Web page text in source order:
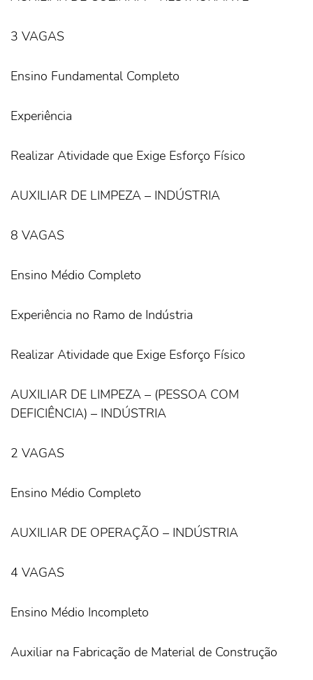
3 VAGAS
Ensino Fundamental Completo
Experiência
Realizar Atividade que Exige Esforço Físico
AUXILIAR DE LIMPEZA – INDÚSTRIA
8 VAGAS
Ensino Médio Completo
Experiência no Ramo de Indústria
Realizar Atividade que Exige Esforço Físico
AUXILIAR DE LIMPEZA – (PESSOA COM
DEFICIÊNCIA) – INDÚSTRIA
2 VAGAS
Ensino Médio Completo
AUXILIAR DE OPERAÇÃO – INDÚSTRIA
4 VAGAS
Ensino Médio Incompleto
Auxiliar na Fabricação de Material de Construção